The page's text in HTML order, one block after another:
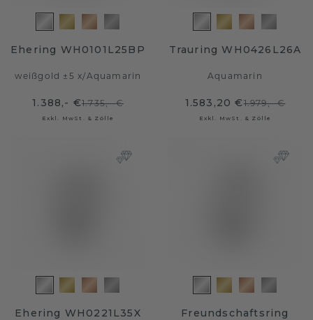
Ehering WH0101L25BP
weißgold ±5 x/Aquamarin
1.388,- €1.735,- €
Exkl. MwSt. & Zölle
Trauring WH0426L26A
Aquamarin
1.583,20 €1.979,- €
Exkl. MwSt. & Zölle
Ehering WH0221L35X
Freundschaftsring